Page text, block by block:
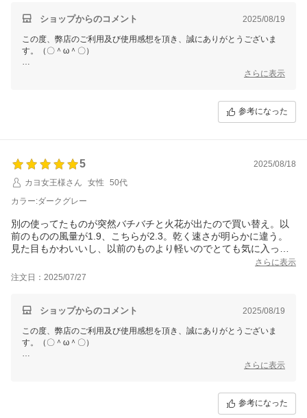
以前のドライヤーがひねるタイプの取っ手だった為、3年程で傷ん
もコンパクトなのでそのままにしてます。
ショップからのコメント 2025/08/19
この度、弊店のご利用及び使用感想を頂き、誠にありがとうございま
す。（〇＾ω＾〇）
ご多用にもかかわらず、丁寧なご使用感想をいただき本当に嬉しい限り
お買い上げ商品は少しでもお客様のお役に立てれば幸いです。
これからもまた何がございましたら、是非お気軽にショップまでお問い
を開始してください。
今後も変わらぬご愛顧のほど、よろしくお願いいたします。
さらに表示
参考になった
5
2025/08/18
カヨ女王様さん
女性
50代
カラー:ダークグレー
別の使ってたものが突然バチバチと火花が出たので買い替え。以
前のものの風量が1.9、こちらが2.3。乾く速さが明らかに違う。
見た目もかわいいし、以前のものより軽いのでとても気に入って
さらに表示
注文日：2025/07/27
ショップからのコメント 2025/08/19
この度、弊店のご利用及び使用感想を頂き、誠にありがとうございま
す。（〇＾ω＾〇）
ご多用にもかかわらず、丁寧なご使用感想をいただき本当に嬉しい限り
お買い上げ商品は少しでもお客様のお役に立てれば幸いです。
これからもまた何がございましたら、是非お気軽にショップまでお問い
さらに表示
参考になった